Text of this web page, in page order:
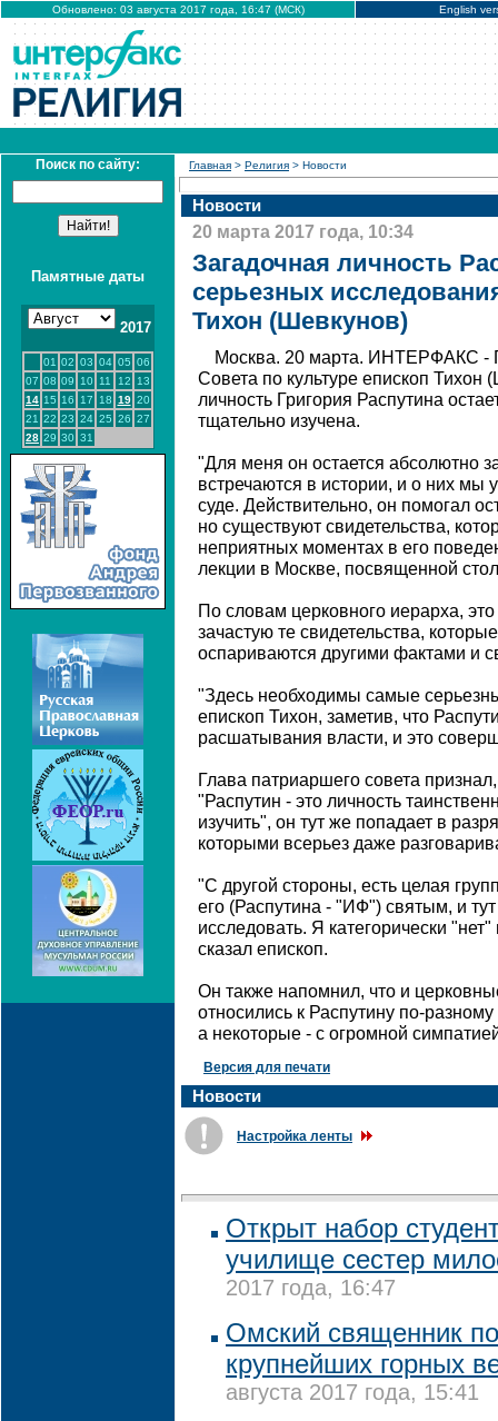
Обновлено: 03 августа 2017 года, 16:47 (МСК) English
Поиск по сайту:
Памятные даты
2017
01 02 03 04 05 06
07 08 09 10 11 12
13
14 15 16 17 18 19 20
21 22 23 24 25 26 27
28 29 30 31
Главная > Религия > Новости
Новости
20 марта 2017 года, 10:34
Загадочная личность
серьезных
Тихон (Шевкунов)
Москва. 20 марта. ИНТЕРФАКС -
Совета по культуре епископ Тихон
личность Григория Распутина
тщательно изучена.
"Для меня он остается абсолютно
встречаются в истории, и о них мы
суде. Действительно, он помогал
но существуют свидетельства,
неприятных моментах в его
лекции в Москве, посвященной
По словам церковного иерарха,
зачастую те свидетельства,
оспариваются другими фактами и
"Здесь необходимы самые
епископ Тихон, заметив, что
расшатывания власти, и это
Глава патриаршего совета
"Распутин - это личность
изучить", он тут же попадает в
которыми всерьез даже
"С другой стороны, есть целая
его (Распутина - "ИФ") святым, и
исследовать. Я категорически
сказал епископ.
Он также напомнил, что и
относились к Распутину по-
а некоторые - с огромной
Версия для печати
Новости
Настройка ленты
Открыт набор
училище сестер
2017 года, 16:47
Омский священник
крупнейших горных
августа 2017 года, 15:41